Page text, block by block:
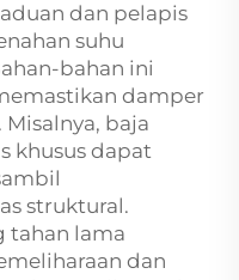
dan pelapis
suhu
bahan ini
damper
baja
khusus dapat
struktural.
tahan lama
dan